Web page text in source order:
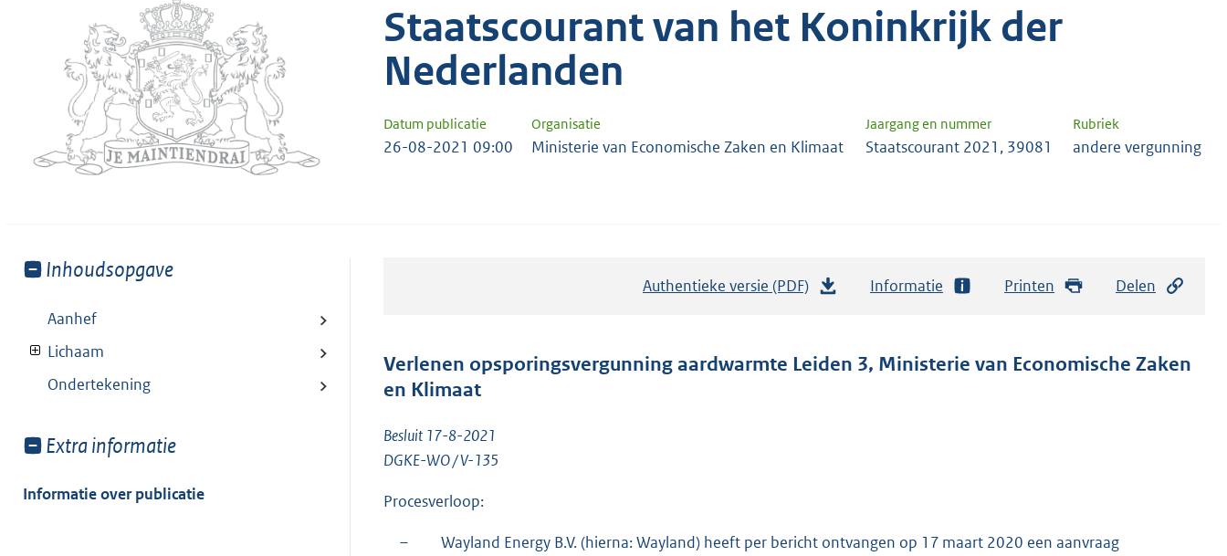
Staatscourant van het Koninkrijk der
Nederlanden
Datum publicatie Organisatie Jaargang en nummer Rubriek
26-08-2021 09:00 Ministerie van Economische Zaken en Klimaat Staatscourant 2021, 39081 andere vergunning
Toon
van:
Inhoudsopgave
Aanhef
Lichaam
Ondertekening
Toon
van:
Extra informatie
Informatie over publicatie
Authentieke versie (PDF)
t
Informatie Printen Delen
Verlenen opsporingsvergunning aardwarmte Leiden 3, Ministerie van Economische Zaken
en Klimaat
Besluit 17-8-2021
DGKE-WO / V-135
Procesverloop:
–
Wayland Energy B.V. (hierna: Wayland) heeft per bericht ontvangen op 17 maart 2020 een aanvraag